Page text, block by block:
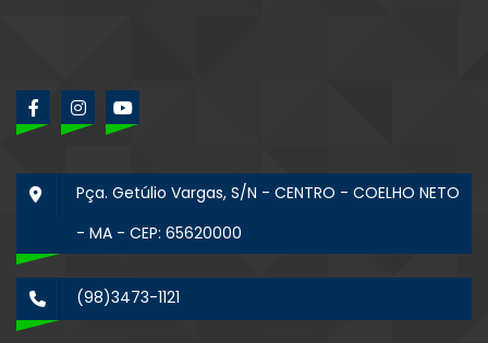
Pça. Getúlio Vargas, S/N - CENTRO - COELHO NETO
- MA - CEP: 65620000
(98)3473-1121